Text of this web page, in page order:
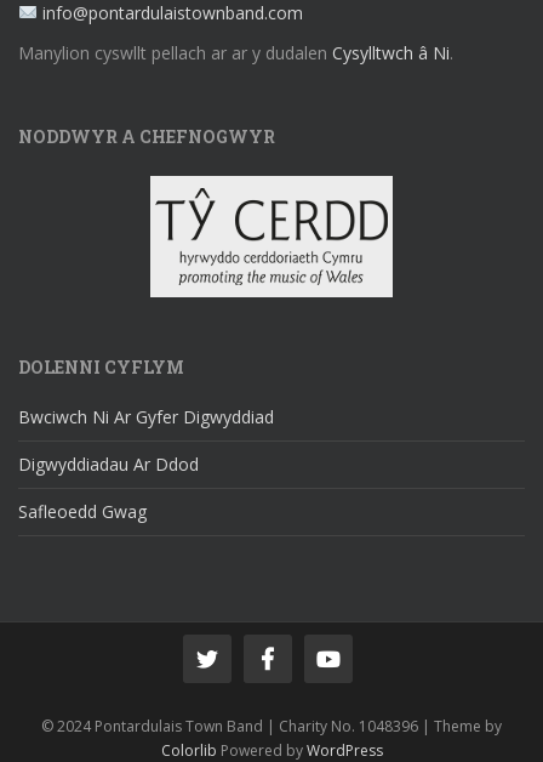
info@pontardulaistownband.com
Manylion cyswllt pellach ar ar y dudalen Cysylltwch â Ni.
NODDWYR A CHEFNOGWYR
DOLENNI CYFLYM
Bwciwch Ni Ar Gyfer Digwyddiad
Digwyddiadau Ar Ddod
Safleoedd Gwag
© 2024 Pontardulais Town Band | Charity No. 1048396 | Theme by
Colorlib Powered byWordPress